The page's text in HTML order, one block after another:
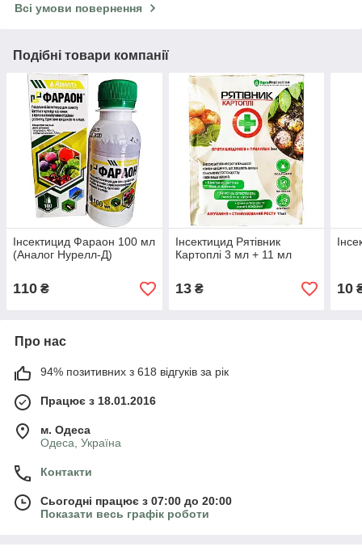
Всі умови повернення
Подібні товари компанії
Інсектицид Фараон 100 мл
(Аналог Нурелл-Д)
110 ₴
Інсектицид Рятівник
Картоплі 3 мл + 11 мл
13₴ 10
Про нас
94% позитивних з 618 відгуків за рік
Працює з 18.01.2016
м. Одеса
Одеса, Україна
Контакти
Сьогодні працює з 07:00 до 20:00
Показати весь графік роботи